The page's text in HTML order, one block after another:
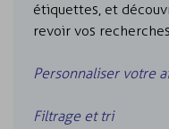
étiquettes, et
revoir vos
Personnaliser votre
Filtrage et tri